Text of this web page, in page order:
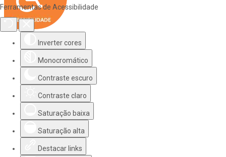
Ferramentas de Acessibilidade
Inverter cores
Monocromático
Contraste escuro
Contraste claro
Saturação baixa
Saturação alta
Destacar links